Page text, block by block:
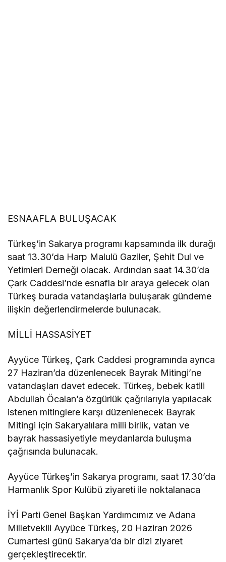
ESNAAFLA BULUŞACAK
Türkeş’in Sakarya programı kapsamında ilk durağı
saat 13.30’da Harp Malulü Gaziler, Şehit Dul ve
Yetimleri Derneği olacak. Ardından saat 14.30’da
Çark Caddesi’nde esnafla bir araya gelecek olan
Türkeş burada vatandaşlarla buluşarak gündeme
ilişkin değerlendirmelerde bulunacak.
MİLLİ HASSASİYET
Ayyüce Türkeş, Çark Caddesi programında ayrıca
27 Haziran’da düzenlenecek Bayrak Mitingi’ne
vatandaşları davet edecek. Türkeş, bebek katili
Abdullah Öcalan’a özgürlük çağrılarıyla yapılacak
istenen mitinglere karşı düzenlenecek Bayrak
Mitingi için Sakaryalılara milli birlik, vatan ve
bayrak hassasiyetiyle meydanlarda buluşma
çağrısında bulunacak.
Ayyüce Türkeş’in Sakarya programı, saat 17.30’da
Harmanlık Spor Kulübü ziyareti ile noktalanaca
İYİ Parti Genel Başkan Yardımcımız ve Adana
Milletvekili Ayyüce Türkeş, 20 Haziran 2026
Cumartesi günü Sakarya’da bir dizi ziyaret
gerçekleştirecektir.